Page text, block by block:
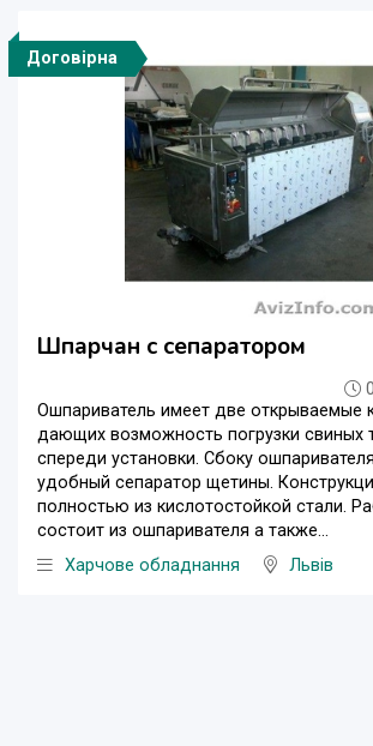
Договірна
Шпарчан с сепаратором
Ошпариватель имеет две открываемые
дающих возможность погрузки свиных
спереди установки. Сбоку
удобный сепаратор щетины.
полностью из кислотостойкой стали.
состоит из ошпаривателя а также...
Харчове обладнання
Львів